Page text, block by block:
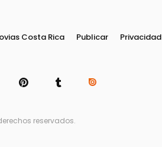
Costa Rica Publicar Privacidad
reservados.